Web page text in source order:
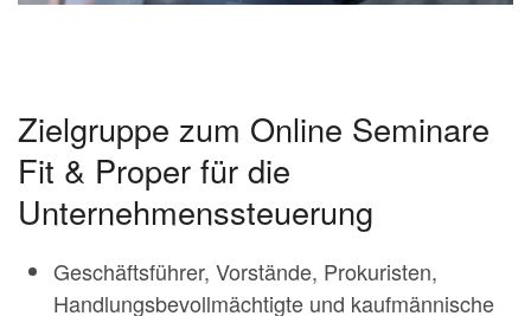
Zielgruppe zum Online Seminare
Fit & Proper für die
Unternehmenssteuerung
Geschäftsführer, Vorstände, Prokuristen,
Handlungsbevollmächtigte und kaufmännische